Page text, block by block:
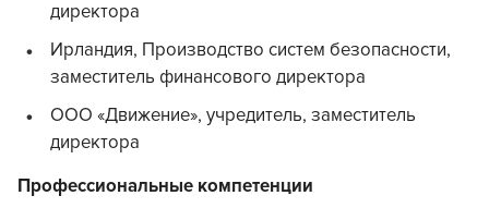
директора
Ирландия, Производство систем безопасности,
заместитель финансового директора
ООО «Движение», учредитель, заместитель
директора
Профессиональные компетенции